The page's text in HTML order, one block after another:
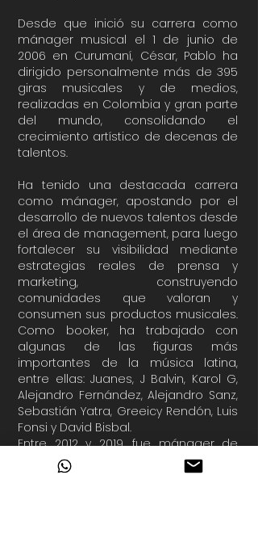
Desde que inició su carrera como
mánager musical el 1 de junio de
2006 en Curumaní, César, Pablo ha
dirigido personalmente más de 395
giras musicales y de medios,
realizadas en Colombia y gran parte
del mundo, consolidando el
crecimiento artístico de decenas de
talentos.
Ha tenido una destacada carrera
como mánager, apostando por el
desarrollo de nuevos talentos desde
el área de management, para luego
fortalecer su visibilidad mediante
estrategias reales de prensa y
marketing, construyendo
comunidades que valoran y
consumen sus productos musicales.
Como booker, ha trabajado con
algunas de las figuras más
importantes de la música latina,
entre ellas: Juanes, J Balvin, Karol G,
Alejandro Fernández, Alejandro Sanz,
Sebastián Yatra, Greeicy Rendón, Luis
Fonsi y David Bisbal.
Entre 2012 y 2019, fue mánager de
Ekhymosis, liderando el lanzamiento
de su disco Paz con Cadenas bajo el